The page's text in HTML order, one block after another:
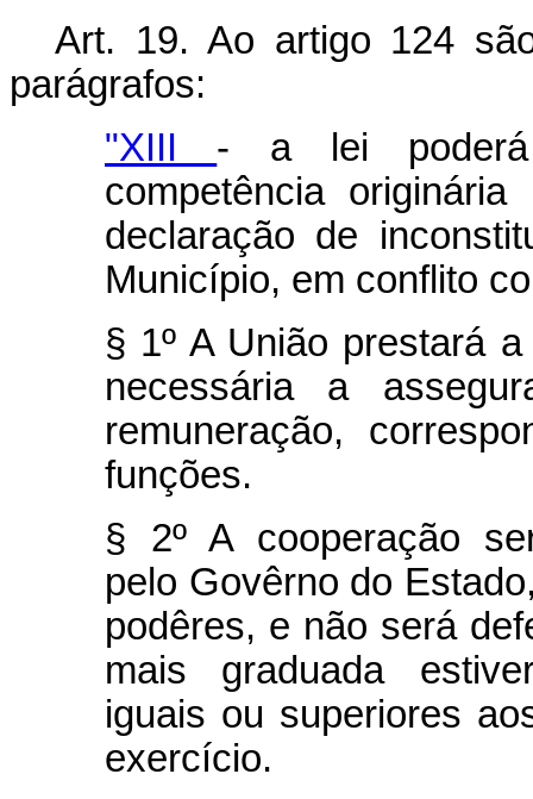
Art. 19. Ao artigo 124
parágrafos:
"XIII - a lei poderá
competência
declaração de
Município, em conflito
§ 1º A União prestará
necessária a
remuneração,
funções.
§ 2º A cooperação
pelo Govêrno do
podêres, e não será
mais graduada
iguais ou superiores
exercício.